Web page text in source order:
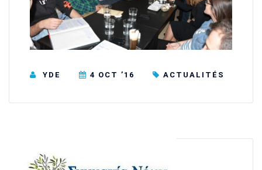
YDE 4 OCT ’16 ACTUALITÉS